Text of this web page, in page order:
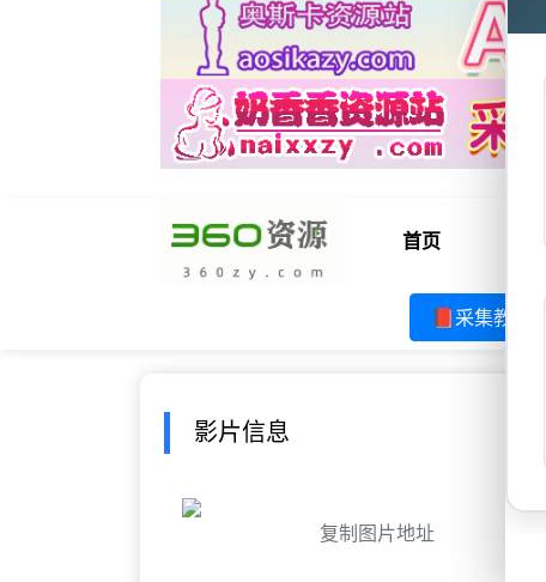
首页 电影
📕采集教程
影片信息
复制图片地址